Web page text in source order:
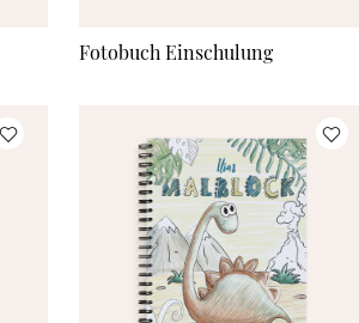
Fotobuch Einschulung